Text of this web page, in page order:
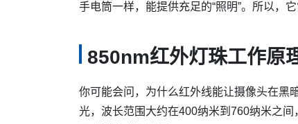
手电筒一样，能提供充足的“照明”。所以，
850nm红外灯珠工作原
你可能会问，为什么红外线能让摄像头在黑
光，波长范围大约在400纳米到760纳米之